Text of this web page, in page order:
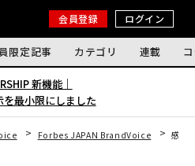
会員登録 ログイン
限定記事 カテゴリ 連載
新機能｜
最小限にしました
Forbes JAPAN BrandVoice 感染